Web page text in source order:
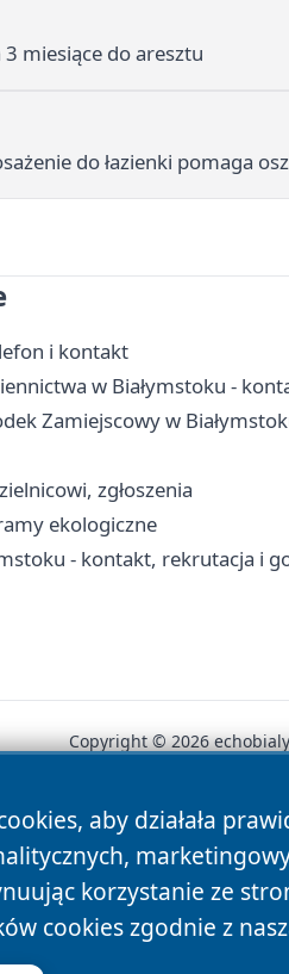
3 miesiące do aresztu
do łazienki pomaga
i kontakt
w Białymstoku -
Zamiejscowy w
zgłoszenia
ekologiczne
- kontakt, rekrutacja i
aby działała
korzystanie ze
cookies zgodnie z
Copyright © 2026
News Autorzy